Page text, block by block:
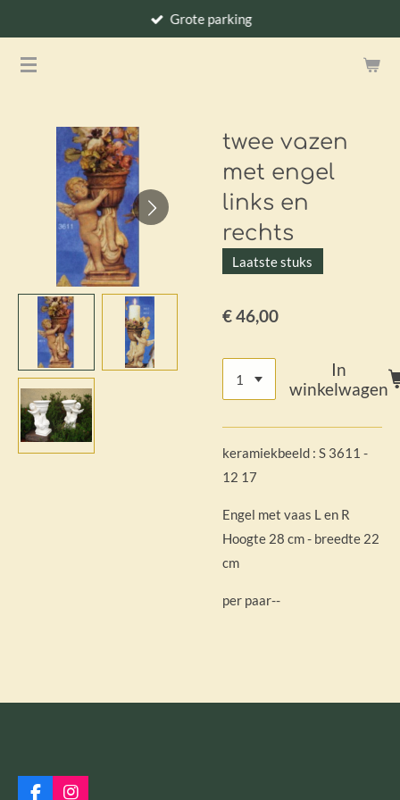
naar
Grote parking
twee vazen
met engel
links en
rechts
Laatste stuks
€ 46,00
In
winkelwagen
keramiekbeeld : S 3611 -
12 17
Engel met vaas L en R
Hoogte 28 cm - breedte 22
cm
per paar--